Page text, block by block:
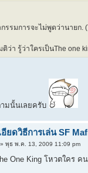
รรมการจะไม่พูดว่านายก.
ว่า รู้ว่าใครเป็นThe one
มนั้นเลยครับ
อียดวิธีการเล่น SF
» พุธ พ.ค. 13, 2009 11:09 pm
One King โหวตใคร